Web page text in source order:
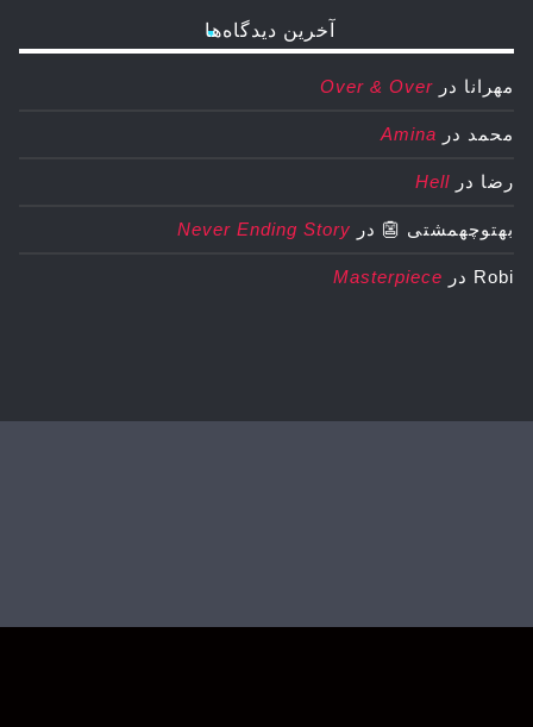
آخرین دیدگاه‌ها
مهرانا در Over & Over
محمد در Amina
رضا در Hell
بهتوچهمشتی 👺 در Never Ending Story
Robi در Masterpiece